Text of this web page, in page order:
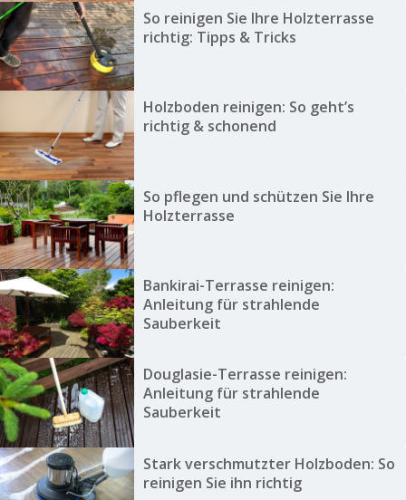
So reinigen Sie Ihre Holzterrasse
richtig: Tipps & Tricks
Holzboden reinigen: So geht’s
richtig & schonend
So pflegen und schützen Sie Ihre
Holzterrasse
Bankirai-Terrasse reinigen:
Anleitung für strahlende
Sauberkeit
Douglasie-Terrasse reinigen:
Anleitung für strahlende
Sauberkeit
Stark verschmutzter Holzboden: So
reinigen Sie ihn richtig